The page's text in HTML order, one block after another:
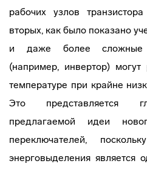
рабочих узлов
вторых, как было показано
и даже более сложные
(например, инвертор) могут
температуре при крайне
Это представляется
предлагаемой идеи
переключателей,
энерговыделения является